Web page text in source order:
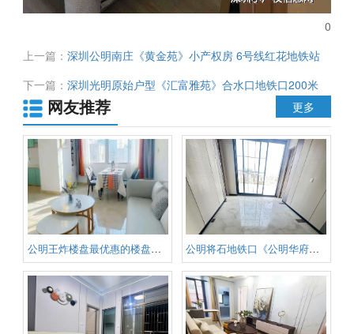
0
上一篇：深圳公明南庄《黄金苑》小产权房 6号线红花地铁站
300米 带停车位 总价28.8万起
下一篇：深圳光明原始户型《汇富雅苑》合水口地铁口200米
示范小区规划整齐 通燃气 一梯两户 厨卫分期 总价113万起
网友推荐 更多
公明王炸楼盘最优惠的楼盘《汇富 公明将石地铁口《公明华府》原始